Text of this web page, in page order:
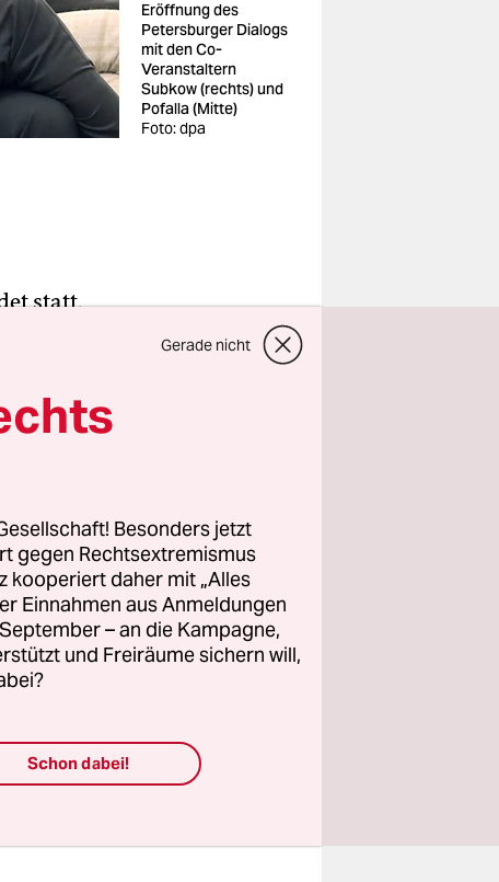
Eröffnung des
Petersburger Dialogs
mit den Co-
Veranstaltern
Subkow (rechts) und
Pofalla (Mitte)
Foto: dpa
statt.
in Berlin.
fand
Abschluss
Bahn-
Krim,
redete
Gerade nicht
Besonders jetzt
gegen Rechtsextremismus
kooperiert daher mit „Alles
Einnahmen aus Anmeldungen
– an die Kampagne,
und Freiräume sichern will,
Schon dabei!